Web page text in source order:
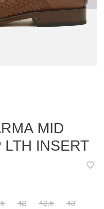
MID
INSERT
42 42,5
43